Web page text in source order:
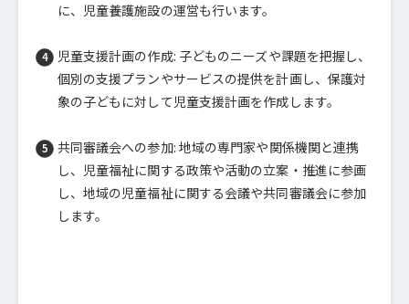
に、児童養護施設の運営も行います。
児童支援計画の作成: 子どものニーズや課題を把握し、
個別の支援プランやサービスの提供を計画し、保護対
象の子どもに対して児童支援計画を作成します。
共同審議会への参加: 地域の専門家や関係機関と連携
し、児童福祉に関する政策や活動の立案・推進に参画
し、地域の児童福祉に関する会議や共同審議会に参加
します。